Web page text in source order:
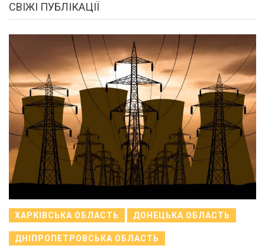
СВІЖІ ПУБЛІКАЦІЇ
ХАРКІВСЬКА ОБЛАСТЬ ДОНЕЦЬКА ОБЛАСТЬ
ДНІПРОПЕТРОВСЬКА ОБЛАСТЬ